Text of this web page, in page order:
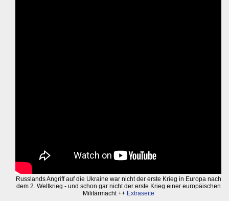
Russlands Angriff auf die Ukraine war nicht der erste Krieg in Europa nach
dem 2. Weltkrieg - und schon gar nicht der erste Krieg einer europäischen
Militärmacht ++ Extraseite